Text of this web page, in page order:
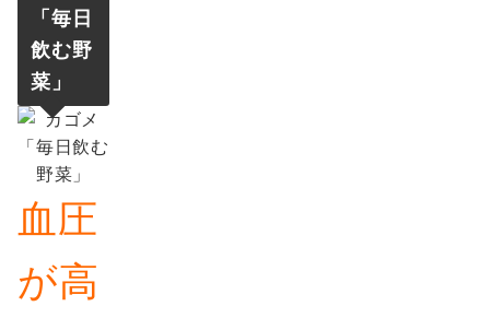
「毎日
飲む野
菜 」
血圧
が高